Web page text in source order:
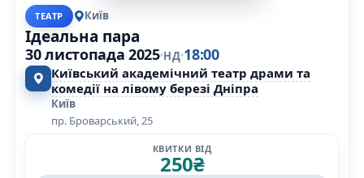
ТЕАТР Київ
Ідеальна пара
30 листопада 2025 НД 18:00
Київський академічний театр драми та
комедії на лівому березі Дніпра
Київ
пр. Броварський, 25
КВИТКИ ВІД
250₴